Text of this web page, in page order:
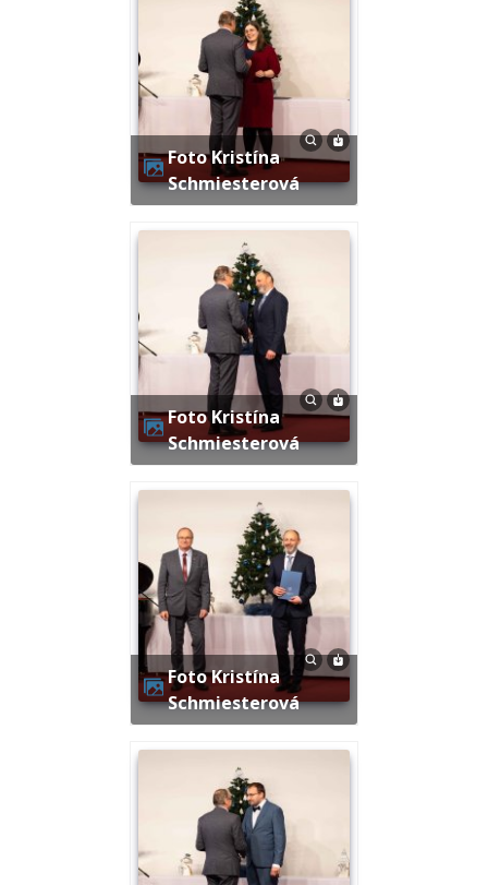
Foto Kristína
Schmiesterová
Foto Kristína
Schmiesterová
Foto Kristína
Schmiesterová